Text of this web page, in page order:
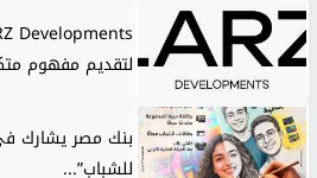
لتقديم مفهوم
بنك مصر يشارك
للشباب”...